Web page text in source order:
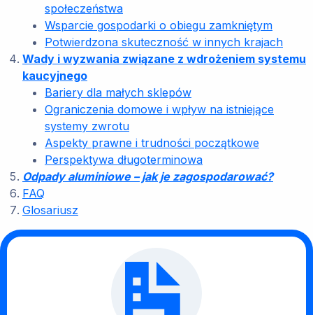
społeczeństwa
Wsparcie gospodarki o obiegu zamkniętym
Potwierdzona skuteczność w innych krajach
Wady i wyzwania związane z wdrożeniem systemu
kaucyjnego
Bariery dla małych sklepów
Ograniczenia domowe i wpływ na istniejące
systemy zwrotu
Aspekty prawne i trudności początkowe
Perspektywa długoterminowa
Odpady aluminiowe – jak je zagospodarować?
FAQ
Glosariusz